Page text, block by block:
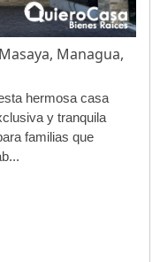
Managua,
hermosa casa
y tranquila
familias que